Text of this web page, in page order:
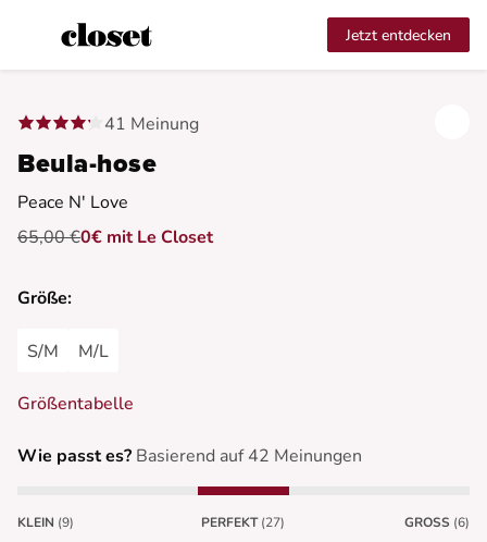
Jetzt entdecken
41 Meinung
Beula-hose
Peace N' Love
65,00 €0€ mit Le Closet
Größe:
S/M M/L
Größentabelle
Wie passt es? Basierend auf 42 Meinungen
KLEIN (9) PERFEKT (27) GROSS (6)